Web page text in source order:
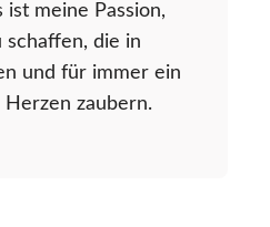
ist meine Passion,
schaffen, die in
und für immer ein
Herzen zaubern.